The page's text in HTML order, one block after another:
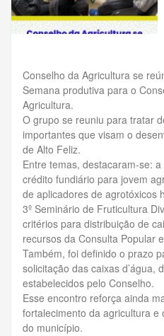
Conselho da Agricultura se
Semana produtiva para o
Agricultura.
O grupo se reuniu para tratar
importantes que visam o
de Alto Feliz.
Entre temas, destacaram-se:
crédito fundiário para jovem
de aplicadores de agrotóxicos
3º Seminário de Fruticultura
critérios para distribuição de
recursos da Consulta Popular
Também, foi definido o prazo
solicitação das caixas d’água,
estabelecidos pelo Conselho.
Esse encontro reforça ainda
fortalecimento da agricultura
do município.